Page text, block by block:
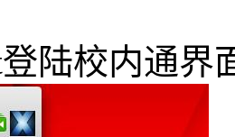
陆校内通界